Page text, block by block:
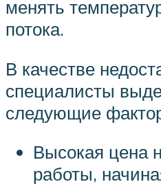
менять
потока.
В качестве
специалисты
следующие
Высокая цена
работы,